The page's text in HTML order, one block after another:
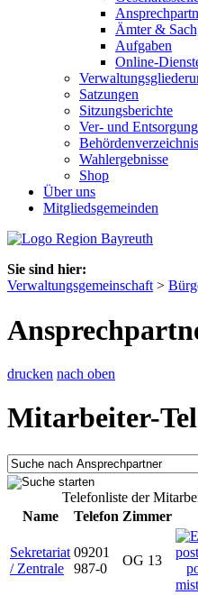
Ämter &
Aufgaben
Online-
Satzungen
Sitzungsberichte
Ver- und Entsorgung
Behördenverzeichnis
Wahlergebnisse
Shop
Über uns
Mitgliedsgemeinden
Sie sind hier:
Verwaltungsgemeinschaft >
drucken nach oben
Mitarbeiter-
Telefonliste der
Name
Telefon Zimmer
Sekretariat
/ Zentrale
09201
987-0
OG 13